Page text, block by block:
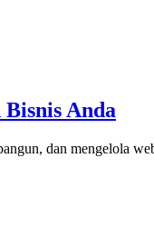
Anda
dan mengelola